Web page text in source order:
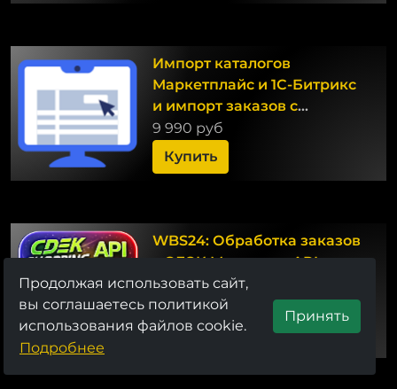
Импорт каталогов
Маркетплайс и 1С-Битрикс
и импорт заказов с
Маркета
9 990 руб
Купить
WBS24: Обработка заказов
с СДЭК.Маркет по API
Купить
Продолжая использовать сайт,
вы соглашаетесь политикой
использования файлов cookie.
Подробнее
Принять